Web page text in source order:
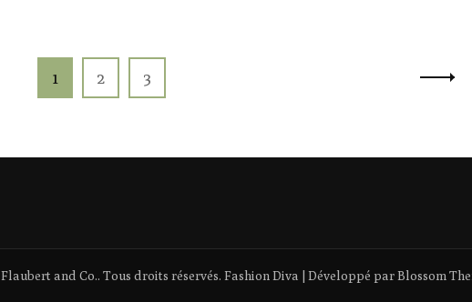
Page
1 Page
2 Page
3
Flaubert and Co.. Tous droits réservés. Fashion Diva | Développé parBlossom